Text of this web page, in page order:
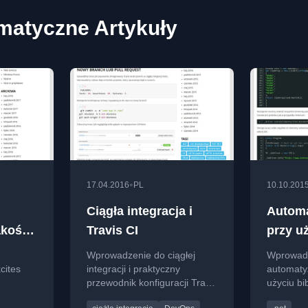
Artykuły
17.04.2016• PL
Ciągła integracja i
Travis CI
Wprowadzenie do ciągłej
integracji i praktyczny
przewodnik konfiguracji Travis
10.10.2015
przy
WatiN
użyciu